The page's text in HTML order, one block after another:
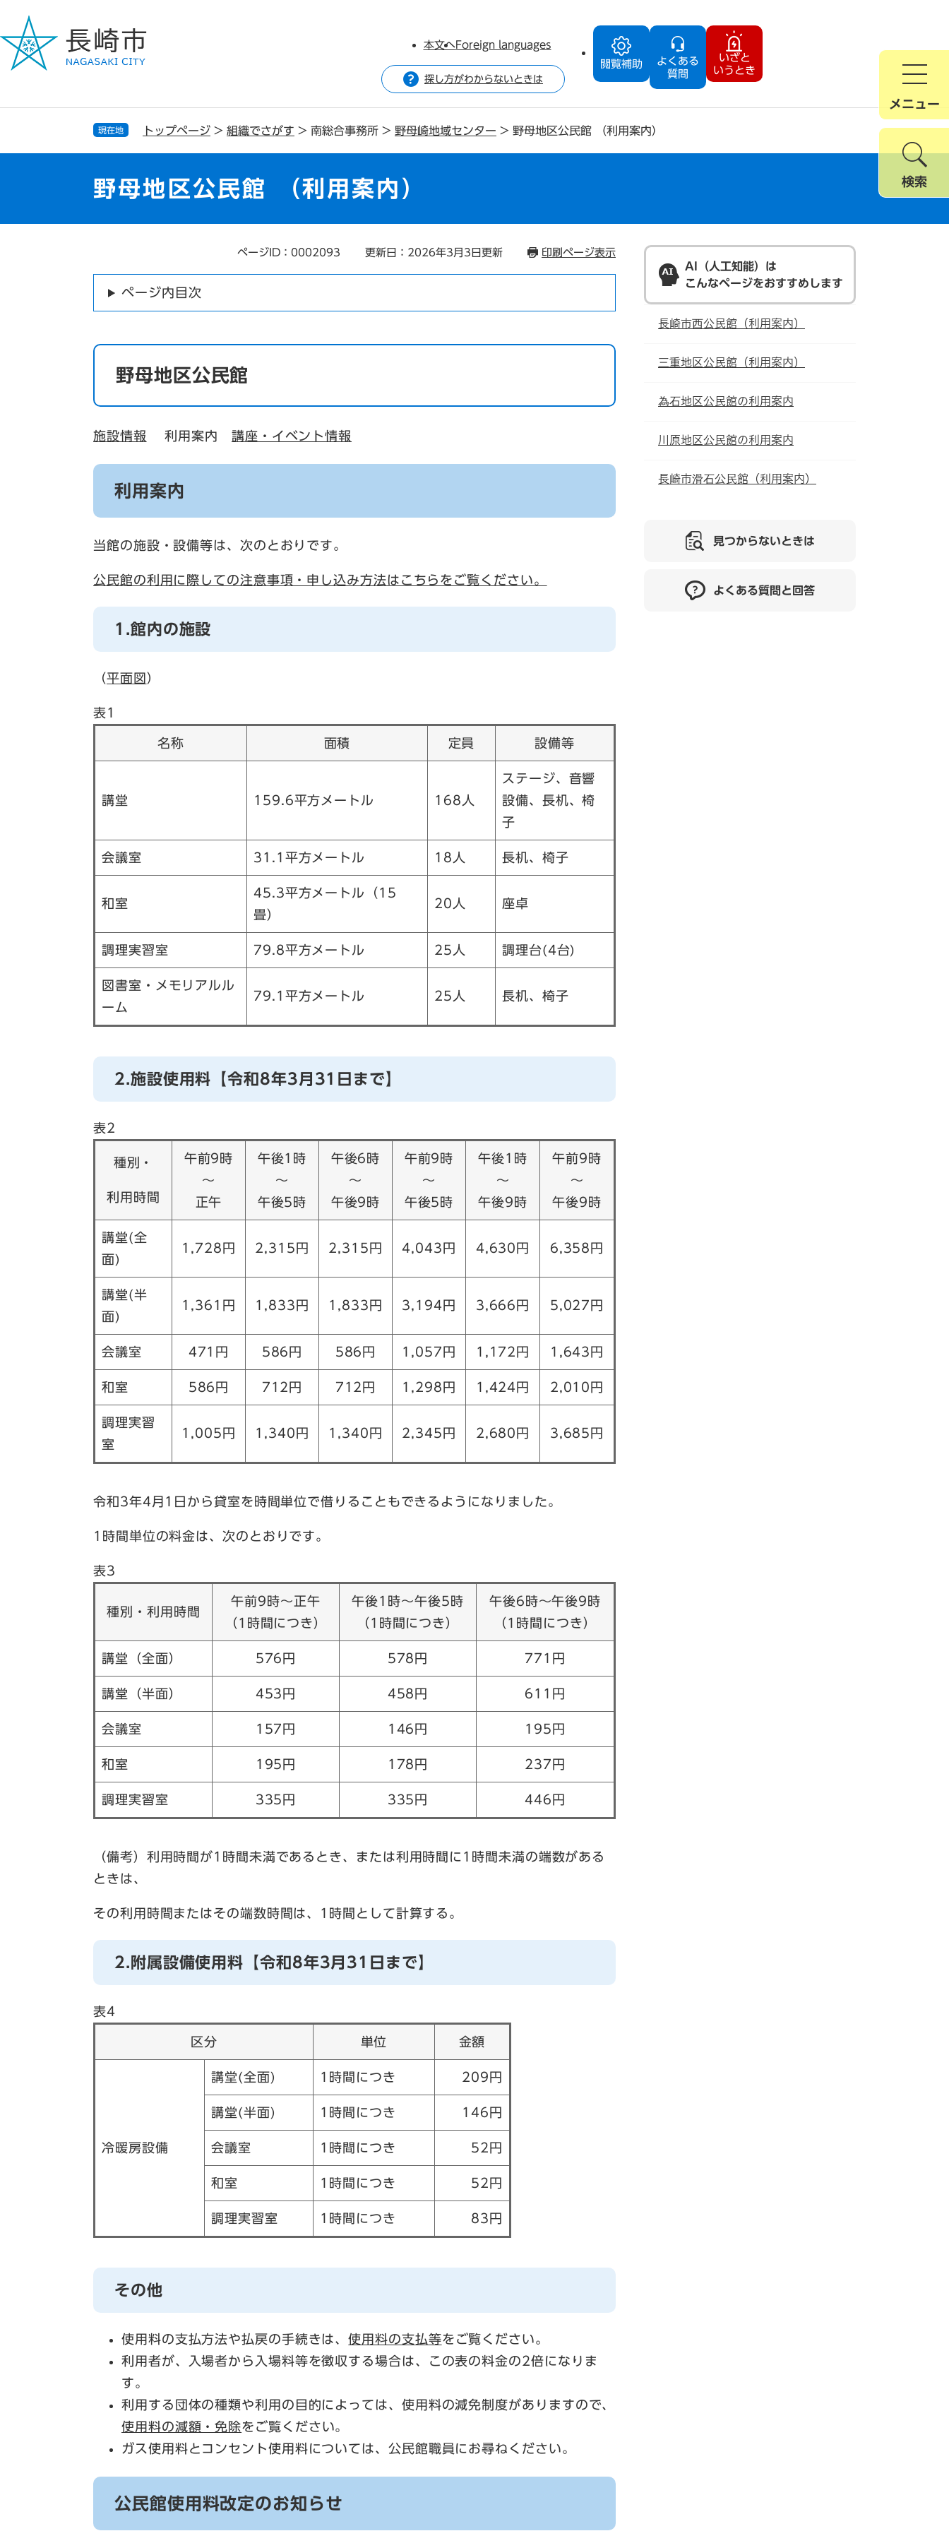
ジ
で
ュ
ば
閲覧補助
よくある
質問
いざと
いうとき
本文へForeign languages
探し方がわからないときは
メニュー
検索
現在地 トップページ > 組織でさがす > 南総合事務所 > 野母崎地域センター > 野母地区公民館 （利用案内）
野母地区公民館 （利用案内）
ページID：0002093 更新日：2026年3月3日更新 印刷ページ表示
ページ内目次
野母地区公民館
施設情報 利用案内 講座・イベント情報
利用案内
当館の施設・設備等は、次のとおりです。
公民館の利用に際しての注意事項・申し込み方法はこちらをご覧ください。
1.館内の施設
（平面図 ）
表1
名称 面積 定員 設備等
講堂 159.6平方メートル 168人
ステージ、音響
設備、長机、椅
子
会議室 31.1平方メートル 18人 長机、椅子
和室
45.3平方メートル（15
畳）
20人 座卓
調理実習室 79.8平方メートル 25人 調理台(4台)
図書室・メモリアルル
ーム
79.1平方メートル 25人 長机、椅子
2.施設使用料【令和8年3月31日まで】
表2
種別・
利用時間
午前9時
～
正午
午後1時
～
午後5時
午後6時
～
午後9時
午前9時
～
午後5時
午後1時
～
午後9時
午前9時
～
午後9時
講堂(全
面)
1,728円 2,315円 2,315円 4,043円 4,630円 6,358円
講堂(半
面)
1,361円 1,833円 1,833円 3,194円 3,666円 5,027円
会議室 471円 586円 586円 1,057円 1,172円 1,643円
和室 586円 712円 712円 1,298円 1,424円 2,010円
調理実習
室
1,005円 1,340円 1,340円 2,345円 2,680円 3,685円
令和3年4月1日から貸室を時間単位で借りることもできるようになりました。
1時間単位の料金は、次のとおりです。
表3
種別・利用時間
午前9時～正午
（1時間につき）
午後1時～午後5時
（1時間につき）
午後6時～午後9時
（1時間につき）
講堂（全面） 576円 578円 771円
講堂（半面） 453円 458円 611円
会議室 157円 146円 195円
和室 195円 178円 237円
調理実習室 335円 335円 446円
（備考）利用時間が1時間未満であるとき、または利用時間に1時間未満の端数がある
ときは、
その利用時間またはその端数時間は、1時間として計算する。
2.附属設備使用料【令和8年3月31日まで】
表4
区分 単位 金額
冷暖房設備
講堂(全面) 1時間につき 209円
講堂(半面) 1時間につき 146円
会議室 1時間につき 52円
和室 1時間につき 52円
調理実習室 1時間につき 83円
その他
使用料の支払方法や払戻の手続きは、使用料の支払等をご覧ください。
利用者が、入場者から入場料等を徴収する場合は、この表の料金の2倍になりま
す。
利用する団体の種類や利用の目的によっては、使用料の減免制度がありますので、
使用料の減額・免除をご覧ください。
ガス使用料とコンセント使用料については、公民館職員にお尋ねください。
公民館使用料改定のお知らせ
AI（人工知能）は
こんなページをおすすめします
長崎市西公民館（利用案内）
三重地区公民館（利用案内）
為石地区公民館の利用案内
川原地区公民館の利用案内
長崎市滑石公民館（利用案内）
見つからないときは
よくある質問と回答